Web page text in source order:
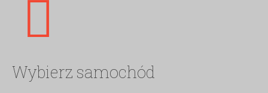
Wybierz samochód